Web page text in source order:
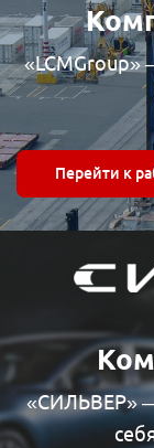
«LCMGroup»
Перейти к
«СИЛЬВЕР» —